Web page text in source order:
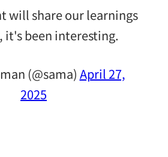
will share our learnings
it's been interesting.
(@sama) April 27,
2025